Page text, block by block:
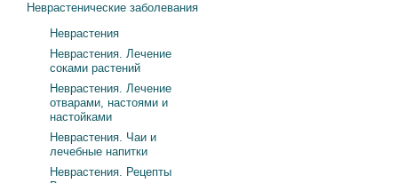
Неврастенические заболевания
Неврастения
Неврастения. Лечение
соками растений
Неврастения. Лечение
отварами, настоями и
настойками
Неврастения. Чаи и
лечебные напитки
Неврастения. Рецепты